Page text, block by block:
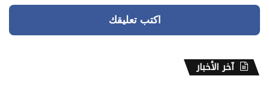
اكتب تعليقك
آخر الأخبار